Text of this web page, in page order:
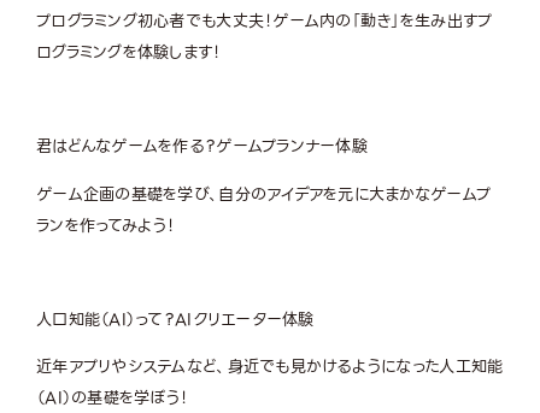
プログラミング初心者でも大丈夫！ゲーム内の「動き」を生み出すプ
ログラミングを体験します！
君はどんなゲームを作る？ゲームプランナー体験
ゲーム企画の基礎を学び、自分のアイデアを元に大まかなゲームプ
ランを作ってみよう！
人口知能（AI）って？AIクリエーター体験
近年アプリやシステムなど、身近でも見かけるようになった人工知能
（AI）の基礎を学ぼう！